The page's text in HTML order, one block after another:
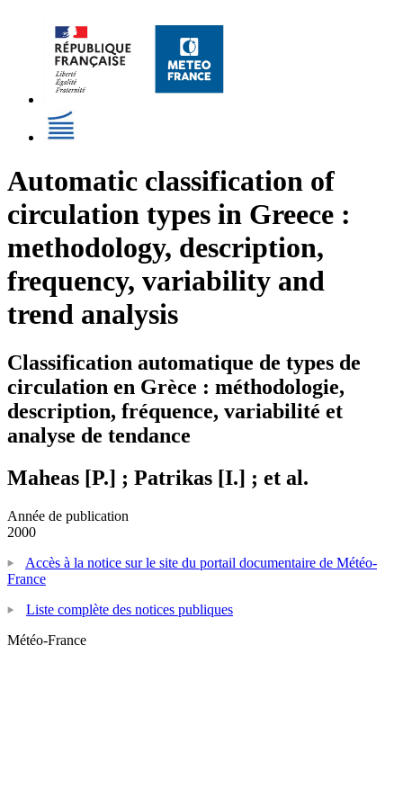
Automatic classification of
circulation types in Greece :
methodology, description,
frequency, variability and
trend analysis
Classification automatique de types de
circulation en Grèce : méthodologie,
description, fréquence, variabilité et
analyse de tendance
Maheas [P.] ; Patrikas [I.] ; et al.
Année de publication
2000
Accès à la notice sur le site du portail documentaire de Météo-
France
Liste complète des notices publiques
Météo-France